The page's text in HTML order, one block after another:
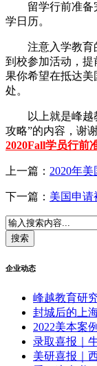
留学行前准备完
学日历。
注意入学教育的
到校参加活动，
果你希望在抵达
处。
以上就是峰越教
攻略”的内容，谢
2020Fall学员行前
上一篇： 2020年
下一篇： 美国申请
企业动态
峰越教育研
封城后的上
2022美本案
录取喜报｜
美研喜报｜